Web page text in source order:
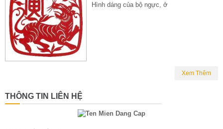
Hình dáng của bộ ngực, ở
Xem Thêm
THÔNG TIN LIÊN HỆ